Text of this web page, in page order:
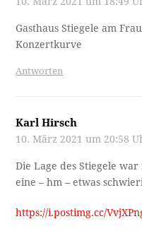
Gasthaus Stiegele am
Konzertkurve
Antworten
Karl Hirsch
10. März 2021 um 20:58
Die Lage des Stiegele
eine – hm – etwas
https://i.postimg.cc/